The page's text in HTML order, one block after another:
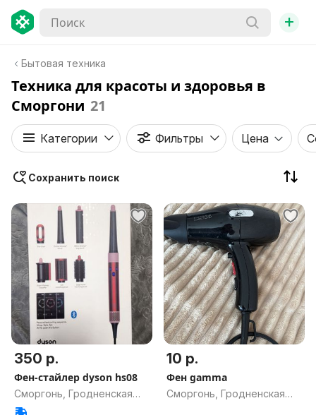
+
Бытовая техника
Техника для красоты и здоровья в
Сморгони 21
Категории Фильтры Цена
Сохранить поиск
350 р.
Фен-стайлер dyson hs08
Сморгонь, Гродненская
обл.
10 р.
Фен gamma
Сморгонь, Гродненская